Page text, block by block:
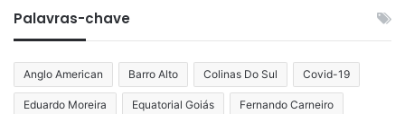
Palavras-chave
Anglo American Barro Alto Colinas Do Sul Covid-19
Eduardo Moreira Equatorial Goiás Fernando Carneiro